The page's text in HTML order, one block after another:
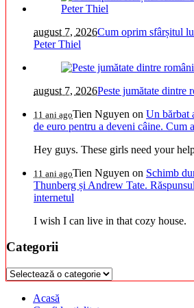
august 7, 2026Cum oprim sfârșitul
Peter Thiel
august 7, 2026Peste jumătate dintre
11 ani agoTien Nguyen on Un bărbat
de euro pentru a deveni câine. Cum
Hey guys. These girls need your
11 ani agoTien Nguyen on Schimb
Thunberg și Andrew Tate.
internetul
I wish I can live in that cozy house.
Categorii
Categorii
Acasă